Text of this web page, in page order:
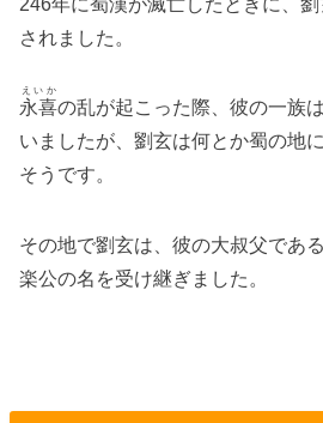
されました。
永喜
えいか
の乱が起こった際、彼の一族
いましたが、劉玄は何とか蜀の地
そうです。
その地で劉玄は、彼の大叔父であ
楽公の名を受け継ぎました。